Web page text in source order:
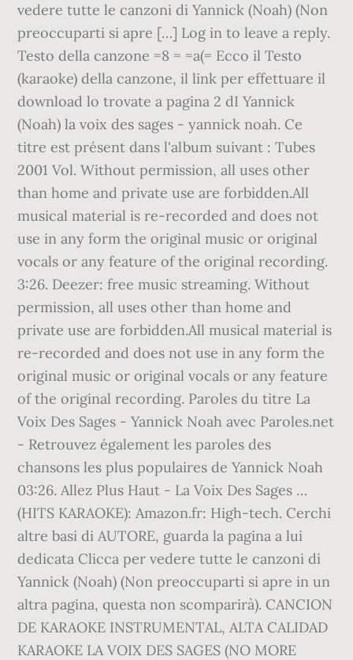
vedere tutte le canzoni di Yannick (Noah) (Non
preoccuparti si apre […] Log in to leave a reply.
Testo della canzone =8 = =a(= Ecco il Testo
(karaoke) della canzone, il link per effettuare il
download lo trovate a pagina 2 dI Yannick
(Noah) la voix des sages - yannick noah. Ce
titre est présent dans l'album suivant : Tubes
2001 Vol. Without permission, all uses other
than home and private use are forbidden.All
musical material is re-recorded and does not
use in any form the original music or original
vocals or any feature of the original recording.
3:26. Deezer: free music streaming. Without
permission, all uses other than home and
private use are forbidden.All musical material is
re-recorded and does not use in any form the
original music or original vocals or any feature
of the original recording. Paroles du titre La
Voix Des Sages - Yannick Noah avec Paroles.net
- Retrouvez également les paroles des
chansons les plus populaires de Yannick Noah
03:26. Allez Plus Haut - La Voix Des Sages …
(HITS KARAOKE): Amazon.fr: High-tech. Cerchi
altre basi di AUTORE, guarda la pagina a lui
dedicata Clicca per vedere tutte le canzoni di
Yannick (Noah) (Non preoccuparti si apre in un
altra pagina, questa non scomparirà). CANCION
DE KARAOKE INSTRUMENTAL, ALTA CALIDAD
KARAOKE LA VOIX DES SAGES (NO MORE